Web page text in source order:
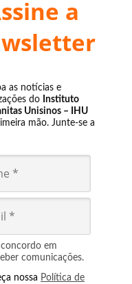
a
as notícias e
do Instituto
Unisinos – IHU
mão. Junte-se a
concordo em
comunicações.
nossa Política de